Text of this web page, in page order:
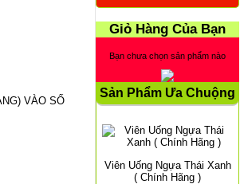
VÀO SỐ
Giỏ Hàng Của Bạn
Bạn chưa chọn sản phẩm nào
Sản Phẩm Ưa Chuộng
Viên Uống Ngựa Thái Xanh
( Chính Hãng )